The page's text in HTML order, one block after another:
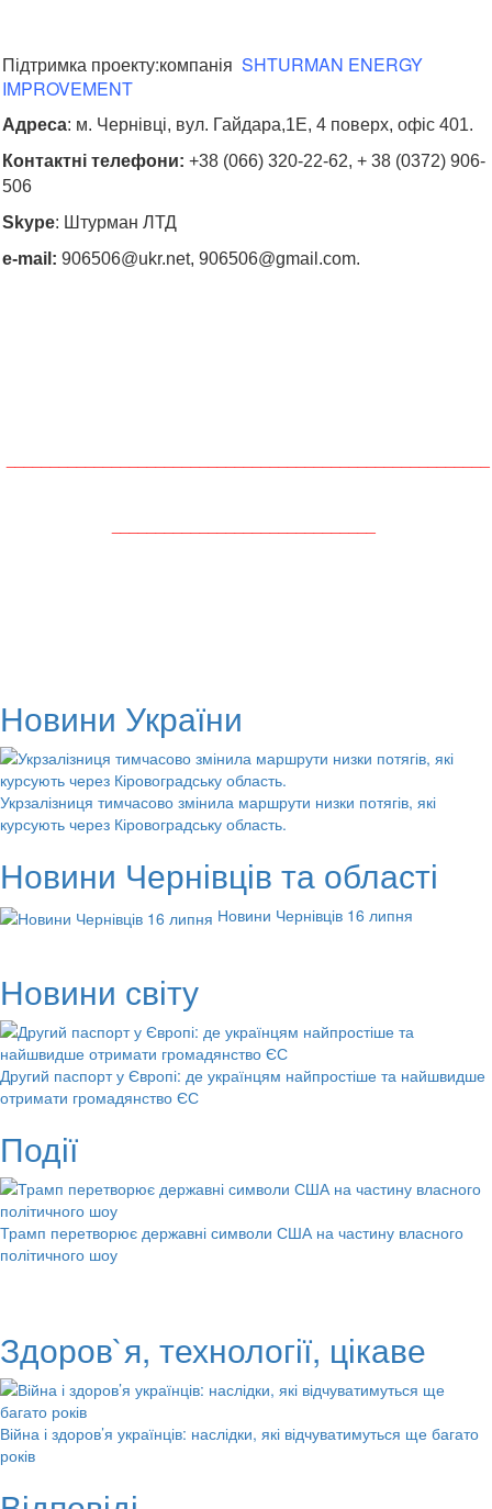
Підтримка проекту:компанія SHTURMAN ENERGY
IMPROVEMENT
Адреса: м. Чернівці, вул. Гайдара,1Е, 4 поверх, офіс 401.
Контактні телефони: +38 (066) 320-22-62, + 38 (0372) 906-
506
Skype: Штурман ЛТД
e-mail: 906506@ukr.net, 906506@gmail.com.
Новини України
Укрзалізниця тимчасово змінила маршрути низки потягів, які
курсують через Кіровоградську область.
Новини Чернівців та області
Новини Чернівців 16 липня
Новини світу
Другий паспорт у Європі: де українцям найпростіше та найшвидше
отримати громадянство ЄС
Події
Трамп перетворює державні символи США на частину власного
політичного шоу
Здоров`я, технології, цікаве
Війна і здоров’я українців: наслідки, які відчуватимуться ще багато
років